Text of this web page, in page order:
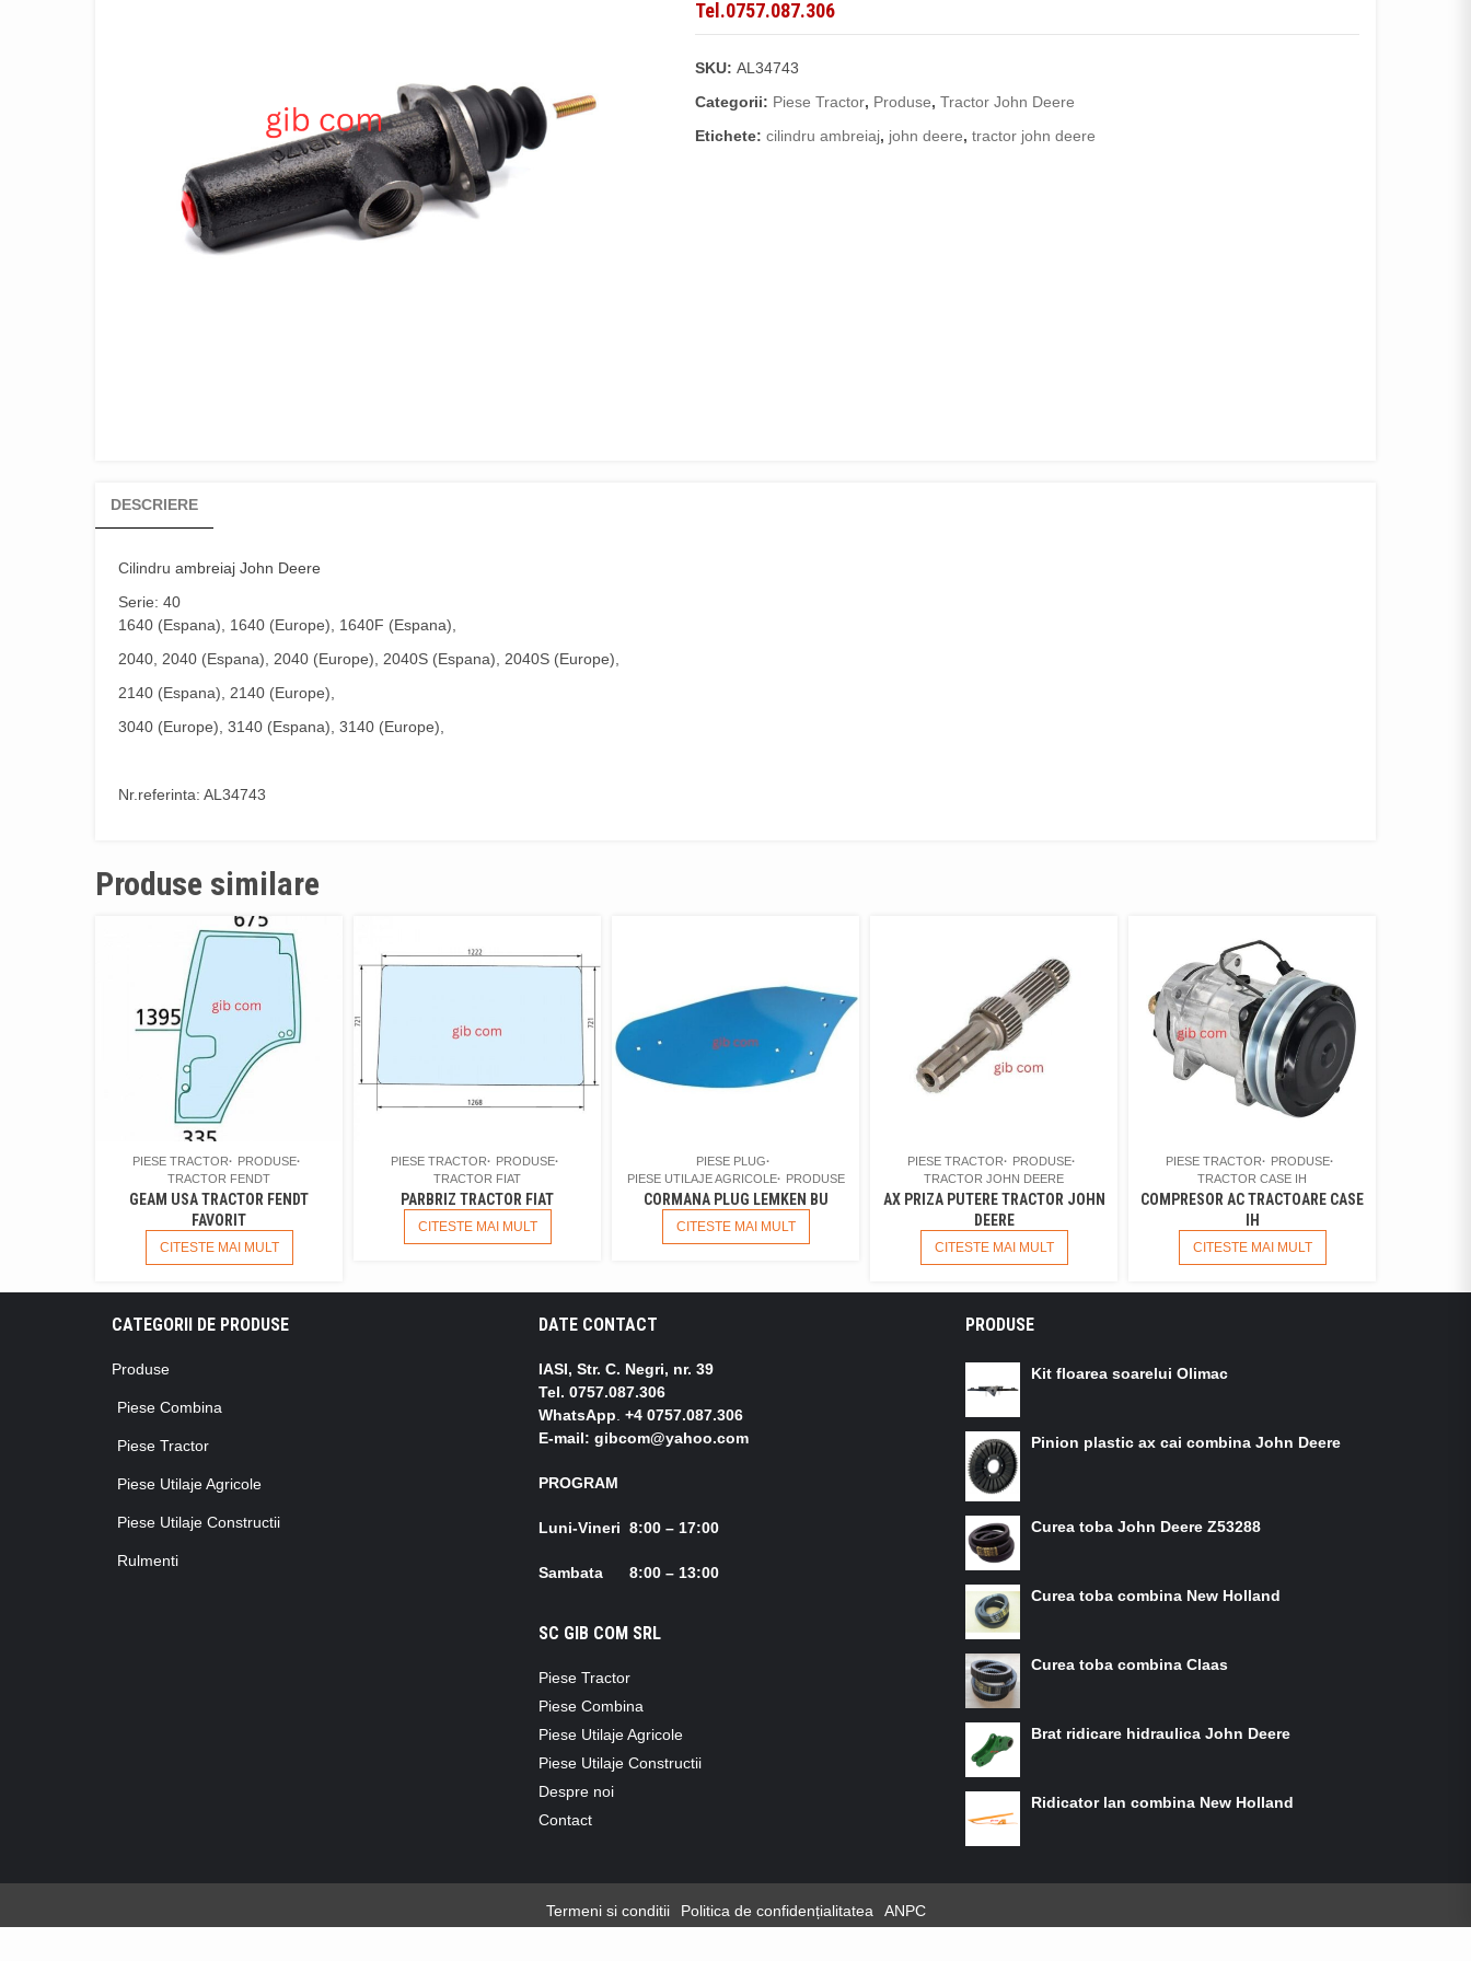
Tel.0757.087.306
SKU:AL34743
Categorii: Piese Tractor, Produse,Tractor John Deere
Etichete:cilindru ambreiaj, john deere,tractor john deere
DESCRIERE
Cilindru ambreiaj John Deere
Serie: 40
1640 (Espana), 1640 (Europe), 1640F (Espana),
2040, 2040 (Espana), 2040 (Europe), 2040S (Espana), 2040S (Europe),
2140 (Espana), 2140 (Europe),
3040 (Europe), 3140 (Espana), 3140 (Europe),
Nr.referinta: AL34743
Produse similare
PIESE TRACTOR
PRODUSE
TRACTOR FENDT
GEAM USA TRACTOR FENDT
FAVORIT
CITESTE MAI MULT
PIESE TRACTOR
PRODUSE
TRACTOR FIAT
PARBRIZ TRACTOR FIAT
CITESTE MAI MULT
PIESE PLUG
PIESE UTILAJE AGRICOLE
PRODUSE
CORMANA PLUG LEMKEN BU
CITESTE MAI MULT
PIESE TRACTOR
PRODUSE
TRACTOR JOHN DEERE
AX PRIZA PUTERE TRACTOR JOHN
DEERE
CITESTE MAI MULT
PIESE TRACTOR
PRODUSE
TRACTOR CASE IH
COMPRESOR AC TRACTOARE CASE
IH
CITESTE MAI MULT
CATEGORII DE PRODUSE
Produse
Piese Combina
Piese Tractor
Piese Utilaje Agricole
Piese Utilaje Constructii
Rulmenti
DATE CONTACT
IASI, Str. C. Negri, nr. 39
Tel. 0757.087.306
WhatsApp. +4 0757.087.306
E-mail: gibcom@yahoo.com
PROGRAM
Luni-Vineri 8:00 – 17:00
Sambata 8:00 – 13:00
SC GIB COM SRL
Piese Tractor
Piese Combina
Piese Utilaje Agricole
Piese Utilaje Constructii
Despre noi
Contact
PRODUSE
Kit floarea soarelui Olimac
Pinion plastic ax cai combina John Deere
Curea toba John Deere Z53288
Curea toba combina New Holland
Curea toba combina Claas
Brat ridicare hidraulica John Deere
Ridicator lan combina New Holland
Termeni si conditii Politica de confidențialitatea ANPC